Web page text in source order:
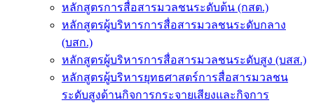
หลักสูตรการสื่อสารมวลชนระดับต้น (กสต.)
หลักสูตรผู้บริหารการสื่อสารมวลชนระดับกลาง
(บสก.)
หลักสูตรผู้บริหารการสื่อสารมวลชนระดับสูง (บสส.)
หลักสูตรผู้บริหารยุทธศาสตร์การสื่อสารมวลชน
ระดับสูงด้านกิจการกระจายเสียงและกิจการ